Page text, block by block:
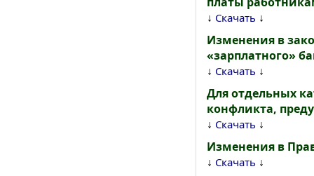
↓ Скачать ↓
Изменения в
«зарплатного»
↓ Скачать ↓
Для отдельных
конфликта,
↓ Скачать ↓
Изменения в
↓ Скачать ↓